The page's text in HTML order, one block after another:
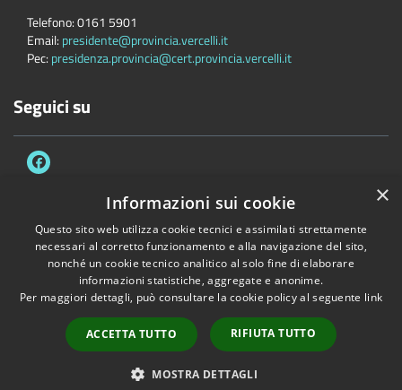
Telefono:0161 5901
Email: presidente@provincia.vercelli.it
Pec: presidenza.provincia@cert.provincia.vercelli.it
Seguici su
Accessibilità Privacy Cookie
Mappa del sito
Dichiarazione di accessibilità e meccanismo di feedback
Link Utili
Copyright © 2026 • Provincia di Vercelli • Powered byMunicipium•
×
Informazioni sui cookie
Questo sito web utilizza cookie tecnici e assimilati strettamente
necessari al corretto funzionamento e alla navigazione del sito,
nonché un cookie tecnico analitico al solo fine di elaborare
informazioni statistiche, aggregate e anonime.
Per maggiori dettagli, può consultare la cookie policy al seguente link
ACCETTA TUTTO RIFIUTA TUTTO
MOSTRA DETTAGLI